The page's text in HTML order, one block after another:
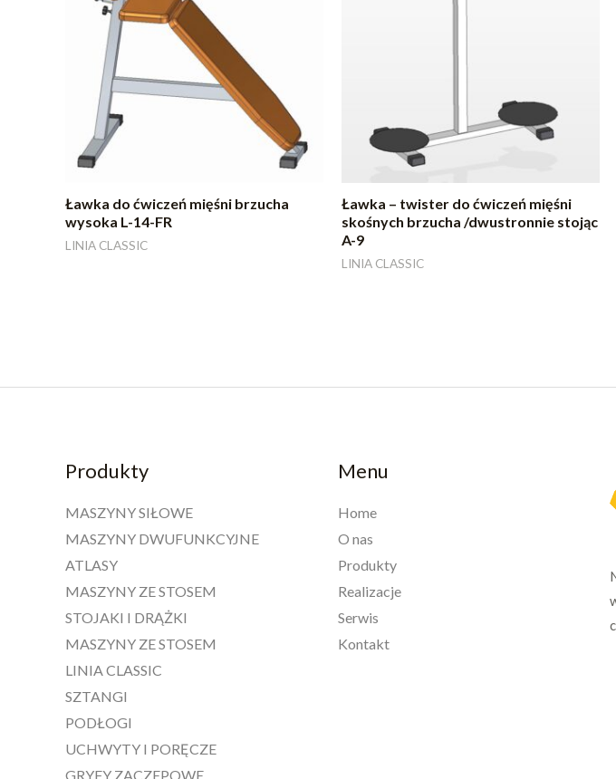
Ławka do ćwiczeń mięśni brzucha
wysoka L-14-FR
LINIA CLASSIC
Ławka – twister do ćwiczeń mięśni
skośnych brzucha /dwustronnie stojąc
A-9
LINIA CLASSIC
Produkty
MASZYNY SIŁOWE
MASZYNY DWUFUNKCYJNE
ATLASY
MASZYNY ZE STOSEM
STOJAKI I DRĄŻKI
MASZYNY ZE STOSEM
LINIA CLASSIC
SZTANGI
PODŁOGI
UCHWYTY I PORĘCZE
GRYFY ZACZEPOWE
Menu
Home
O nas
Produkty
Realizacje
Serwis
Kontakt